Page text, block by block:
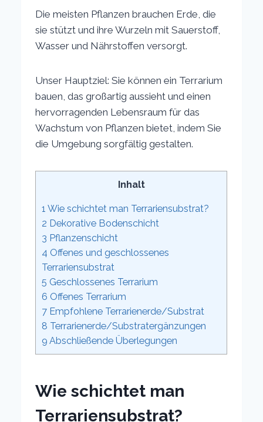
Die meisten Pflanzen brauchen Erde, die
sie stützt und ihre Wurzeln mit Sauerstoff,
Wasser und Nährstoffen versorgt.
Unser Hauptziel: Sie können ein Terrarium
bauen, das großartig aussieht und einen
hervorragenden Lebensraum für das
Wachstum von Pflanzen bietet, indem Sie
die Umgebung sorgfältig gestalten.
Inhalt
1 Wie schichtet man Terrariensubstrat?
2 Dekorative Bodenschicht
3 Pflanzenschicht
4 Offenes und geschlossenes
Terrariensubstrat
5 Geschlossenes Terrarium
6 Offenes Terrarium
7 Empfohlene Terrarienerde/Substrat
8 Terrarienerde/Substratergänzungen
9 Abschließende Überlegungen
Wie schichtet man
Terrariensubstrat?